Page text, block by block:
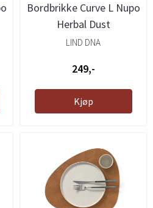
Bordbrikke Curve L Nupo
Herbal Dust
LIND DNA
249,-
Kjøp